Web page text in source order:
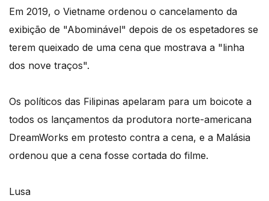
Em 2019, o Vietname ordenou o cancelamento da
exibição de "Abominável" depois de os espetadores se
terem queixado de uma cena que mostrava a "linha
dos nove traços".
Os políticos das Filipinas apelaram para um boicote a
todos os lançamentos da produtora norte-americana
DreamWorks em protesto contra a cena, e a Malásia
ordenou que a cena fosse cortada do filme.
Lusa